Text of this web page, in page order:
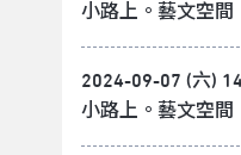
小路上。藝文空間
2024-09-07 (六)
小路上。藝文空間